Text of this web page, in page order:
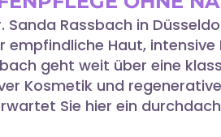
Sanda Rassbach in
Haut,
geht weit über eine
Kosmetik und
Sie hier ein